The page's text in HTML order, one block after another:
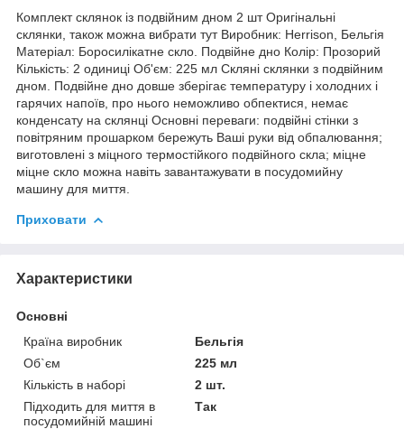
Комплект склянок із подвійним дном 2 шт Оригінальні
склянки, також можна вибрати тут Виробник: Herrison, Бельгія
Матеріал: Боросилікатне скло. Подвійне дно Колір: Прозорий
Кількість: 2 одиниці Об'єм: 225 мл Скляні склянки з подвійним
дном. Подвійне дно довше зберігає температуру і холодних і
гарячих напоїв, про нього неможливо обпектися, немає
конденсату на склянці Основні переваги: подвійні стінки з
повітряним прошарком бережуть Ваші руки від обпалювання;
виготовлені з міцного термостійкого подвійного скла; міцне
міцне скло можна навіть завантажувати в посудомийну
машину для миття.
Приховати
Характеристики
Основні
Країна виробник
Бельгія
Об`єм
225 мл
Кількість в наборі
2 шт.
Підходить для миття в
посудомийній машині
Так